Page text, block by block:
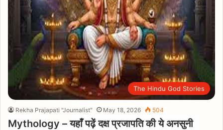
The Hindu God Stories
Rekha Prajapati "Journalist" May 18, 2026 504
Mythology – यहाँ पढ़ें दक्ष प्रजापति की ये अनसुनी